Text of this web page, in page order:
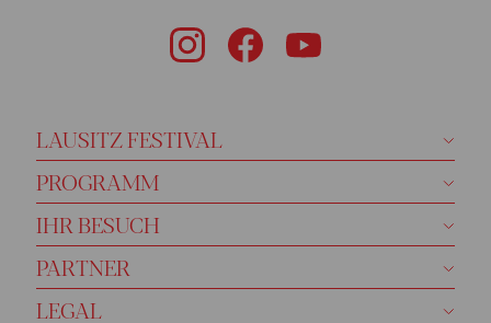
LAUSITZ FESTIVAL
PROGRAMM
IHR BESUCH
PARTNER
LEGAL